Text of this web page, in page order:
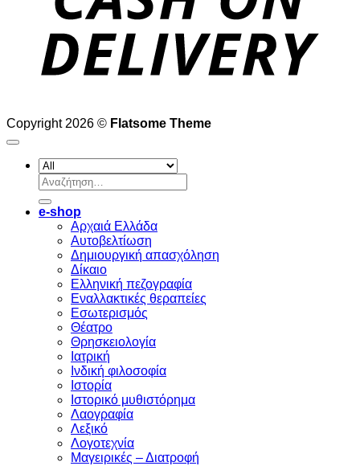
Copyright 2026 © Flatsome Theme
Αναζήτηση
για:
e-shop
Αρχαιά Ελλάδα
Aυτοβελτίωση
Δημιουργική απασχόληση
Δίκαιο
Ελληνική πεζογραφία
Eναλλακτικές θεραπείες
Eσωτερισμός
Θέατρο
Θρησκειολογία
Ιατρική
Ινδική φιλοσοφία
Ιστορία
Ιστορικό μυθιστόρημα
Λαογραφία
Λεξικό
Λογοτεχνία
Μαγειρικές – Διατροφή